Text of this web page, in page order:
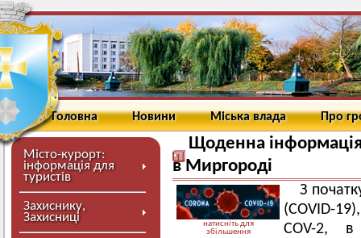
Головна Новини Міська влада Про
Місто-курорт:
інформація для
туристів
Захиснику,
Захисниці
Щоденна інформація
в Миргороді
натисніть для
збільшення
З
(COVID-
COV-2,